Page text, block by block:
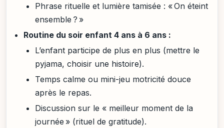
Phrase rituelle et lumière tamisée : « On éteint
ensemble ? »
Routine du soir enfant 4 ans à 6 ans :
L’enfant participe de plus en plus (mettre le
pyjama, choisir une histoire).
Temps calme ou mini-jeu motricité douce
après le repas.
Discussion sur le « meilleur moment de la
journée » (rituel de gratitude).